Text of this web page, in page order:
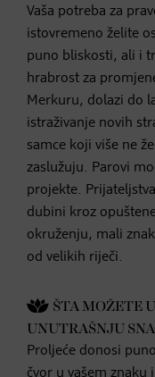
Vaša potreba za
istovremeno želite
puno bliskosti, ali i
hrabrost za
Merkuru, dolazi do
istraživanje novih
samce koji više ne
zaslužuju. Parovi
projekte.
dubini kroz
okruženju, mali
od velikih riječi.
ŠTA MOŽETE
UNUTRAŠNJU
Proljeće donosi
čvor u vašem znaku